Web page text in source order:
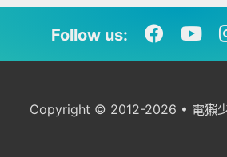
Follow us:
Copyright © 2012-2026 • 電獺